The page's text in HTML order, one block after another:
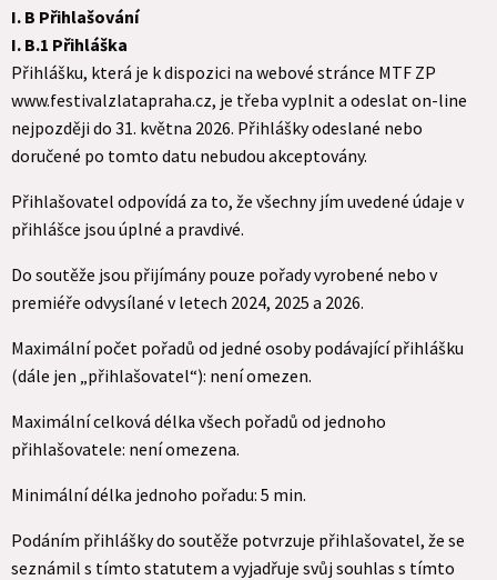
I. B Přihlašování
I. B.1 Přihláška
Přihlášku, která je k dispozici na webové stránce MTF ZP
www.festivalzlatapraha.cz, je třeba vyplnit a odeslat on-line
nejpozději do 31. května 2026. Přihlášky odeslané nebo
doručené po tomto datu nebudou akceptovány.
Přihlašovatel odpovídá za to, že všechny jím uvedené údaje v
přihlášce jsou úplné a pravdivé.
Do soutěže jsou přijímány pouze pořady vyrobené nebo v
premiéře odvysílané v letech 2024, 2025 a 2026.
Maximální počet pořadů od jedné osoby podávající přihlášku
(dále jen „přihlašovatel“): není omezen.
Maximální celková délka všech pořadů od jednoho
přihlašovatele: není omezena.
Minimální délka jednoho pořadu: 5 min.
Podáním přihlášky do soutěže potvrzuje přihlašovatel, že se
seznámil s tímto statutem a vyjadřuje svůj souhlas s tímto